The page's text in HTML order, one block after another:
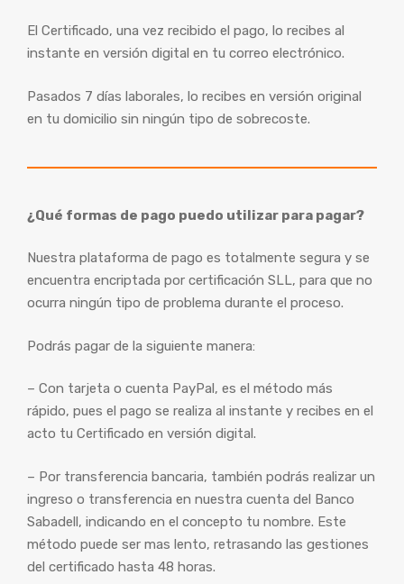
El Certificado, una vez recibido el pago, lo recibes al
instante en versión digital en tu correo electrónico.
Pasados 7 días laborales, lo recibes en versión original
en tu domicilio sin ningún tipo de sobrecoste.
¿Qué formas de pago puedo utilizar para pagar?
Nuestra plataforma de pago es totalmente segura y se
encuentra encriptada por certificación SLL, para que no
ocurra ningún tipo de problema durante el proceso.
Podrás pagar de la siguiente manera:
– Con tarjeta o cuenta PayPal, es el método más
rápido, pues el pago se realiza al instante y recibes en el
acto tu Certificado en versión digital.
– Por transferencia bancaria, también podrás realizar un
ingreso o transferencia en nuestra cuenta del Banco
Sabadell, indicando en el concepto tu nombre. Este
método puede ser mas lento, retrasando las gestiones
del certificado hasta 48 horas.